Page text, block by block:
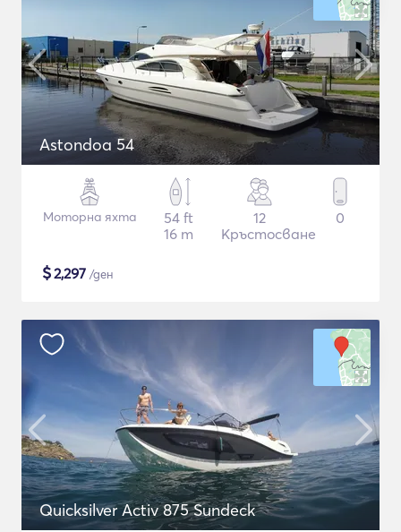
Astondoa 54
Моторна яхта
54 ft
16 m
12
Кръстосване
0
$2,297 /ден
Quicksilver Activ 875 Sundeck